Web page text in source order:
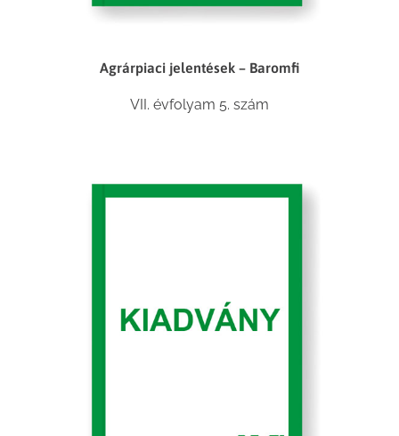
Agrárpiaci jelentések – Baromfi
VII. évfolyam 5. szám